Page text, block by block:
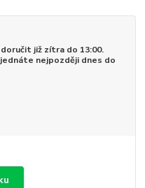
již zítra do 13:00.
nejpozději dnes do